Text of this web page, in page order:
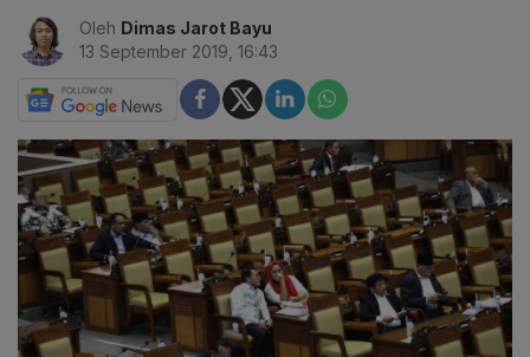
Oleh Dimas Jarot Bayu
13 September 2019, 16:43